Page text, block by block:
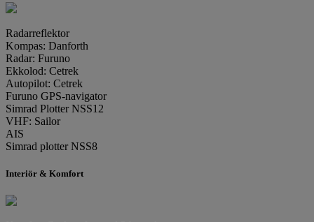
Radarreflektor
Kompas: Danforth
Radar: Furuno
Ekkolod: Cetrek
Autopilot: Cetrek
Furuno GPS-navigator
Simrad Plotter NSS12
VHF: Sailor
AIS
Simrad plotter NSS8
Interiör & Komfort